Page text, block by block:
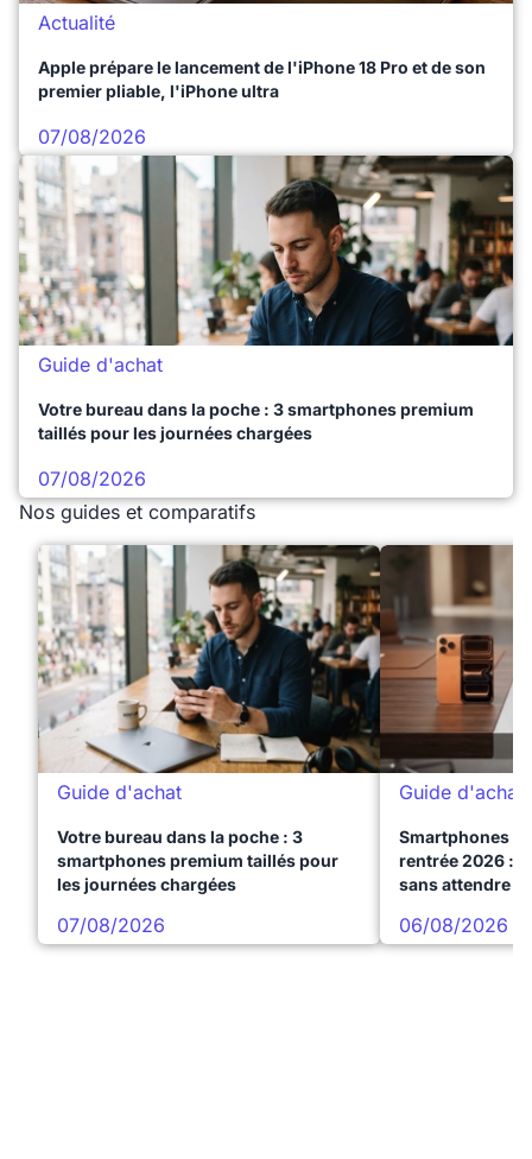
Actualité
Apple prépare le lancement de l'iPhone 18 Pro et de son
premier pliable, l'iPhone ultra
07/08/2026
Guide d'achat
Votre bureau dans la poche : 3 smartphones premium
taillés pour les journées chargées
07/08/2026
Nos guides et comparatifs
Guide d'achat
Votre bureau dans la poche : 3
smartphones premium taillés pour
les journées chargées
07/08/2026
Guide d'achat
Smartphones
rentrée 2026 :
sans attendre
06/08/2026